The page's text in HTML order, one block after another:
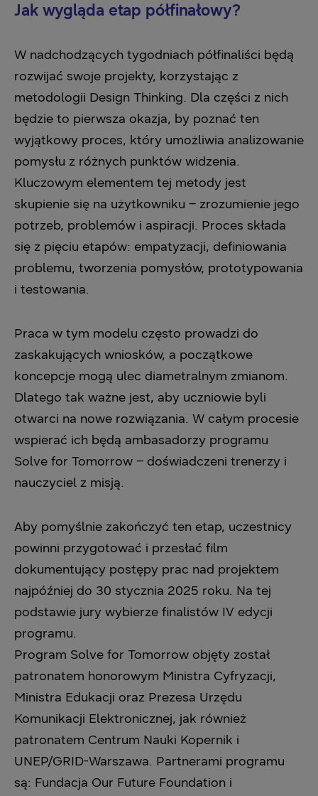
Jak wygląda etap półfinałowy?‎
W nadchodzących tygodniach półfinaliści będą
rozwijać swoje projekty, korzystając z
‎metodologii Design Thinking. Dla części z nich
będzie to pierwsza okazja, by poznać ten
‎wyjątkowy proces, który umożliwia analizowanie
pomysłu z różnych punktów widzenia.
‎Kluczowym elementem tej metody jest
skupienie się na użytkowniku – zrozumienie jego
‎potrzeb, problemów i aspiracji. Proces składa
się z pięciu etapów: empatyzacji, definiowania
‎problemu, tworzenia pomysłów, prototypowania
i testowania.‎
Praca w tym modelu często prowadzi do
zaskakujących wniosków, a początkowe
koncepcje ‎mogą ulec diametralnym zmianom.
Dlatego tak ważne jest, aby uczniowie byli
otwarci na ‎nowe rozwiązania. W całym procesie
wspierać ich będą ambasadorzy programu
Solve for ‎Tomorrow – doświadczeni trenerzy i
nauczyciel z misją.‎
Aby pomyślnie zakończyć ten etap, uczestnicy
powinni przygotować i przesłać film
‎dokumentujący postępy prac nad projektem
najpóźniej do 30 stycznia 2025 roku. Na tej
‎podstawie jury wybierze finalistów IV edycji
programu.‎
Program Solve for Tomorrow objęty został
patronatem honorowym Ministra Cyfryzacji,
‎Ministra Edukacji oraz Prezesa Urzędu
Komunikacji Elektronicznej, jak również
patronatem ‎Centrum Nauki Kopernik i
UNEP/GRID-Warszawa. Partnerami programu
są: Fundacja Our ‎Future Foundation i